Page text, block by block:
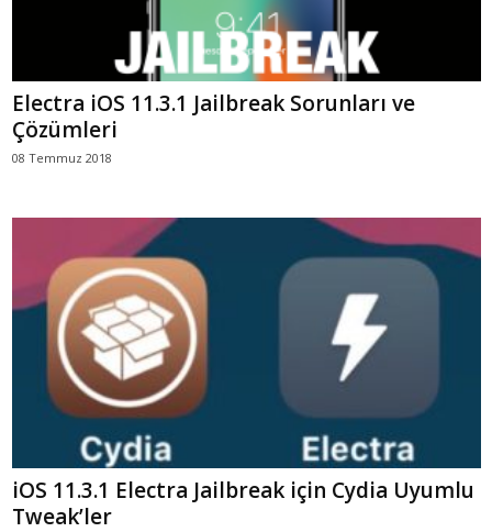
Electra iOS 11.3.1 Jailbreak Sorunları ve
Çözümleri
08 Temmuz 2018
iOS 11.3.1 Electra Jailbreak için Cydia Uyumlu
Tweak’ler